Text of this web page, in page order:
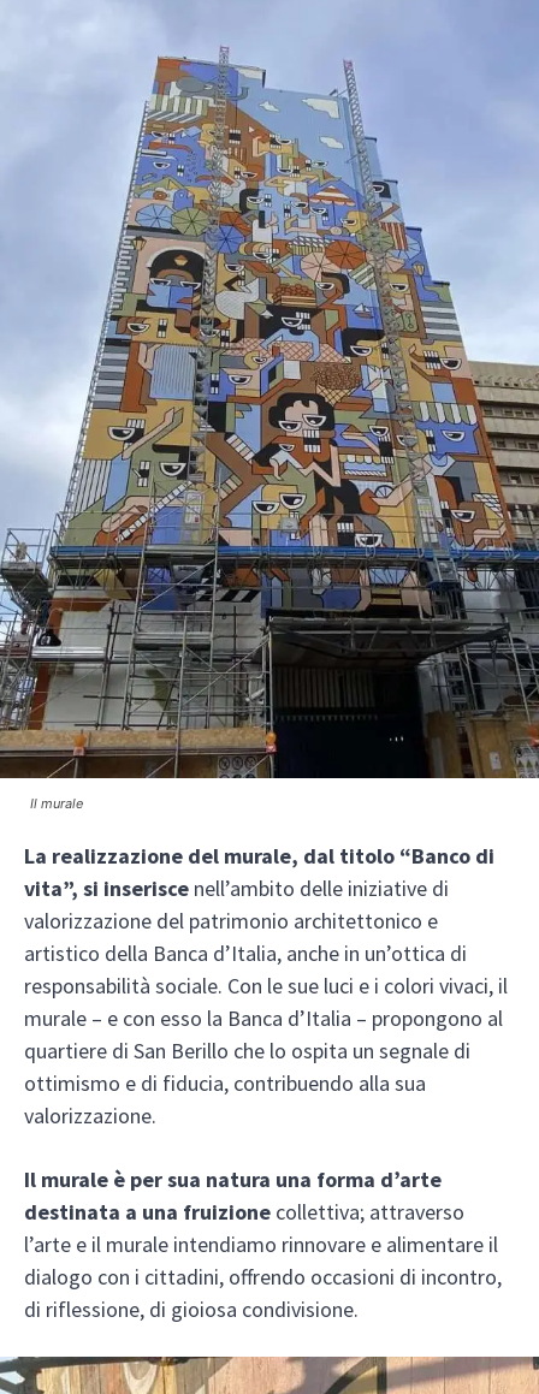
Il murale
La realizzazione del murale, dal titolo “Banco di
vita”, si inserisce nell’ambito delle iniziative di
valorizzazione del patrimonio architettonico e
artistico della Banca d’Italia, anche in un’ottica di
responsabilità sociale. Con le sue luci e i colori vivaci, il
murale – e con esso la Banca d’Italia – propongono al
quartiere di San Berillo che lo ospita un segnale di
ottimismo e di fiducia, contribuendo alla sua
valorizzazione.
Il murale è per sua natura una forma d’arte
destinata a una fruizione collettiva; attraverso
l’arte e il murale intendiamo rinnovare e alimentare il
dialogo con i cittadini, offrendo occasioni di incontro,
di riflessione, di gioiosa condivisione.